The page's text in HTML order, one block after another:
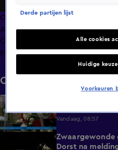
Overzicht
Afleveringen
Clips
Info
Clips
0:35
Vandaag, 08:57
Zwaargewonde
Dorst na
Derde partijen lijst
Alle cookies
Huidige
Voorkeuren